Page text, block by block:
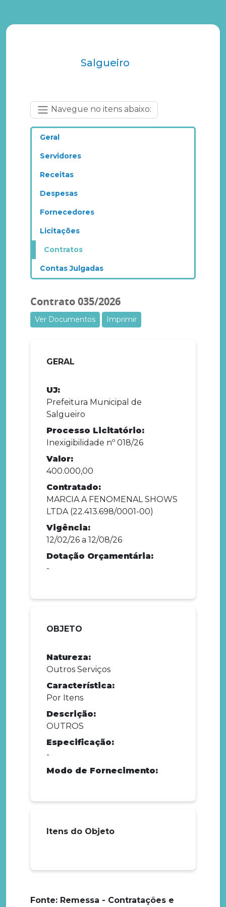
Salgueiro
Navegue no itens abaixo:
Geral
Servidores
Receitas
Despesas
Fornecedores
Licitações
Contratos
Contas Julgadas
Contrato 035/2026
Ver Documentos Imprimir
GERAL
UJ:
Prefeitura Municipal de
Salgueiro
Processo Licitatório:
Inexigibilidade nº 018/26
Valor:
400.000,00
Contratado:
MARCIA A FENOMENAL SHOWS
LTDA (22.413.698/0001-00)
Vigência:
12/02/26 a 12/08/26
Dotação Orçamentária:
-
OBJETO
Natureza:
Outros Serviços
Característica:
Por Itens
Descrição:
OUTROS
Especificação:
-
Modo de Fornecimento:
Itens do Objeto
Fonte: Remessa - Contratações e